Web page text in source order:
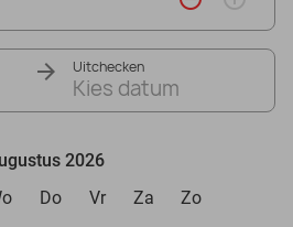
Uitchecken
Kies datum
2026
Do Vr Za Zo